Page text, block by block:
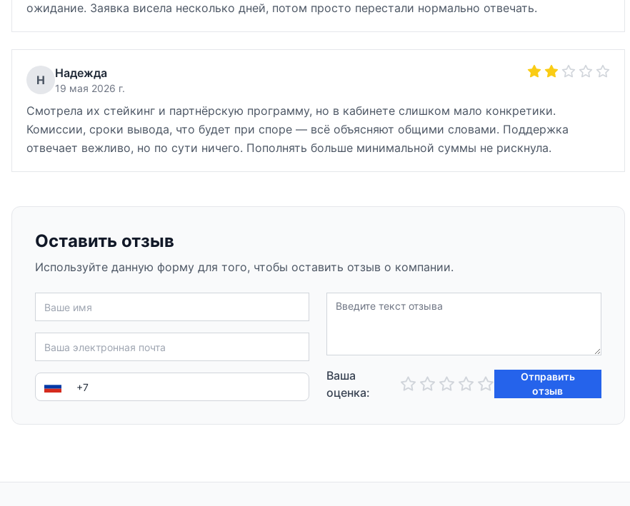
ожидание. Заявка висела несколько дней, потом просто перестали нормально отвечать.
Н Надежда
19 мая 2026 г.
Смотрела их стейкинг и партнёрскую программу, но в кабинете слишком мало конкретики.
Комиссии, сроки вывода, что будет при споре — всё объясняют общими словами. Поддержка
отвечает вежливо, но по сути ничего. Пополнять больше минимальной суммы не рискнула.
Оставить отзыв
Используйте данную форму для того, чтобы оставить отзыв о компании.
Ваша
оценка:
Отправить
отзыв